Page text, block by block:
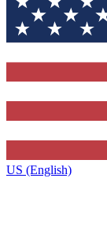
US (English)